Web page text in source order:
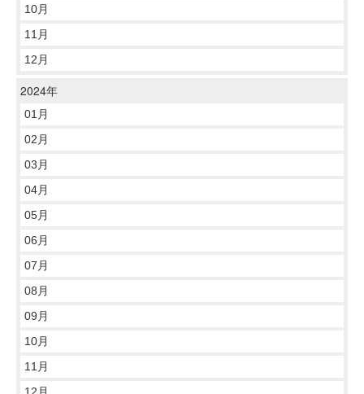
10月
11月
12月
2024年
01月
02月
03月
04月
05月
06月
07月
08月
09月
10月
11月
12月